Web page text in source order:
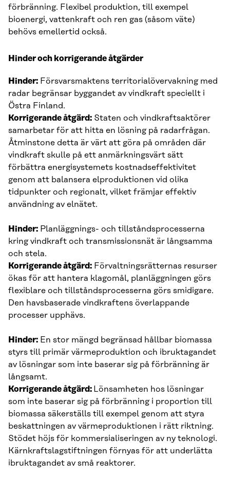
förbränning. Flexibel produktion, till exempel
bioenergi, vattenkraft och ren gas (såsom väte)
behövs emellertid också.
Hinder och korrigerande åtgärder
Hinder: Försvarsmaktens territorialövervakning med
radar begränsar byggandet av vindkraft speciellt i
Östra Finland.
Korrigerande åtgärd: Staten och vindkraftsaktörer
samarbetar för att hitta en lösning på radarfrågan.
Åtminstone detta är värt att göra på områden där
vindkraft skulle på ett anmärkningsvärt sätt
förbättra energisystemets kostnadseffektivitet
genom att balansera elproduktionen vid olika
tidpunkter och regionalt, vilket främjar effektiv
användning av elnätet.
Hinder: Planläggnings- och tillståndsprocesserna
kring vindkraft och transmissionsnät är långsamma
och stela.
Korrigerande åtgärd: Förvaltningsrätternas resurser
ökas för att hantera klagomål, planläggningen görs
flexiblare och tillståndsprocesserna görs smidigare.
Den havsbaserade vindkraftens överlappande
processer upphävs.
Hinder: En stor mängd begränsad hållbar biomassa
styrs till primär värmeproduktion och ibruktagandet
av lösningar som inte baserar sig på förbränning är
långsamt.
Korrigerande åtgärd: Lönsamheten hos lösningar
som inte baserar sig på förbränning i proportion till
biomassa säkerställs till exempel genom att styra
beskattningen av värmeproduktionen i rätt riktning.
Stödet höjs för kommersialiseringen av ny teknologi.
Kärnkraftslagstiftningen förnyas för att underlätta
ibruktagandet av små reaktorer.